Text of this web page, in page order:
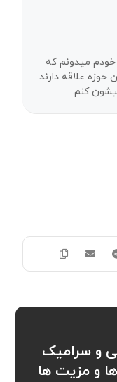
خودم میدونم که
حوزه علاقه دارند
کنم.
و سرامیک
و مزیت ها